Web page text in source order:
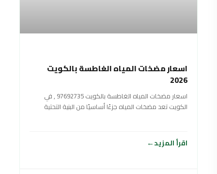
اسعار مضخات المياه الغاطسة بالكويت
2026
اسعار مضخات المياه الغاطسة بالكويت 97692735 , في
الكويت تعد مضخات المياه جزءًا أساسيًا من البنية التحتية
اقرأ المزيد